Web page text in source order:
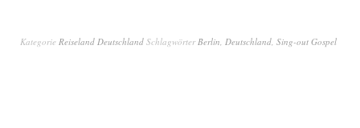
Kategorie Reiseland Deutschland Schlagwörter Berlin Deutschland Sing-out Gospel